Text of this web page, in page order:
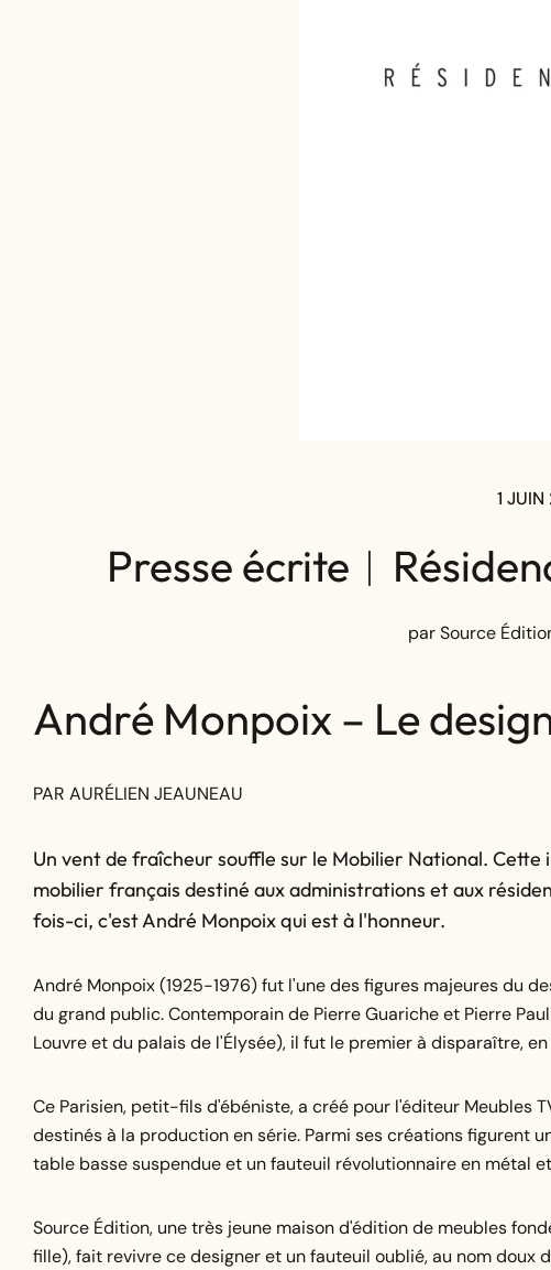
1
Presse
par Source
André Monpoix – Le
PAR AURÉLIEN JEAUNEAU
Un vent de fraîcheur souffle sur le Mobilier National.
mobilier français destiné aux administrations et aux
fois-ci, c'est André Monpoix qui est à l'honneur.
André Monpoix (1925-1976) fut l'une des figures majeures du
du grand public. Contemporain de Pierre Guariche et Pierre
Louvre et du palais de l'Élysée), il fut le premier à disparaître,
Ce Parisien, petit-fils d'ébéniste, a créé pour l'éditeur Meubles
destinés à la production en série. Parmi ses créations figurent
table basse suspendue et un fauteuil révolutionnaire en métal
Source Édition, une très jeune maison d'édition de meubles
fille), fait revivre ce designer et un fauteuil oublié, au nom doux